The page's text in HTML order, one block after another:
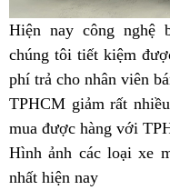
Hiện nay theo
yêu
cầu
công nghệ
chúng tôi tiết kiệm theo
yêu
cầu
phí trả cho nhân viên
TPHCM giảm rất
mua được to
hàng xe
xài
với
Hình ảnh dịch
vụ
các loại xe
nhất hiện nay